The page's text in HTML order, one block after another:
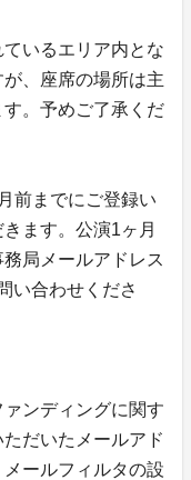
いるエリア内とな
、座席の場所は主
。予めご了承くだ
前までにご登録い
ます。公演1ヶ月
局メールアドレス
い合わせくださ
ンディングに関す
だいたメールアド
ールフィルタの設